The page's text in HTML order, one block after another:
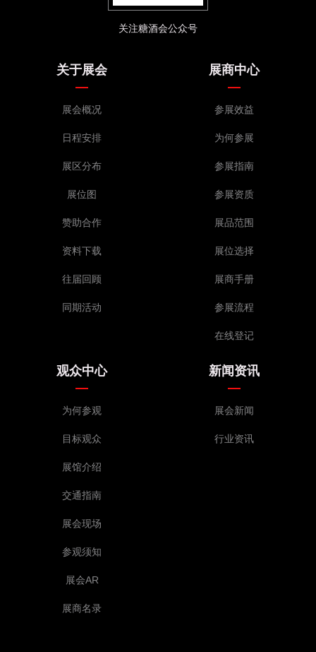
关注糖酒会公众号
关于展会
展会概况
日程安排
展区分布
展位图
赞助合作
资料下载
往届回顾
同期活动
展商中心
参展效益
为何参展
参展指南
参展资质
展品范围
展位选择
展商手册
参展流程
在线登记
观众中心
为何参观
目标观众
展馆介绍
交通指南
展会现场
参观须知
展会AR
展商名录
新闻资讯
展会新闻
行业资讯